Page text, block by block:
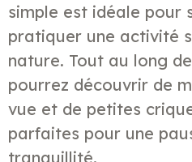
simple est idéale pour
pratiquer une activité
nature. Tout au long
pourrez découvrir de
vue et de petites
parfaites pour une
tranquillité.